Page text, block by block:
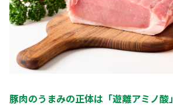
豚肉のうまみの正体は「遊離アミノ酸」